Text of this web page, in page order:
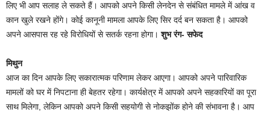
लिए भी आप सलाह ले सकते हैं। आपको अपने किसी लेनदेन से संबंधित मामले में आंख व
कान खुले रखने होंगे। कोई कानूनी मामला आपके लिए सिर दर्द बन सकता है। आपको
अपने आसपास रह रहे विरोधियों से सतर्क रहना होगा।शुभ रंग- सफेद
मिथुन
आज का दिन आपके लिए सकारात्मक परिणाम लेकर आएगा। आपको अपने पारिवारिक
मामलों को घर में निपटाना ही बेहतर रहेगा। कार्यक्षेत्र में आपको अपने सहकारियों का पूरा
साथ मिलेगा, लेकिन आपको अपने किसी सहयोगी से नोकझोंक होने की संभावना है। आप